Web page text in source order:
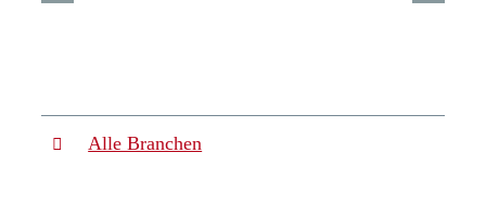
Alle Branchen